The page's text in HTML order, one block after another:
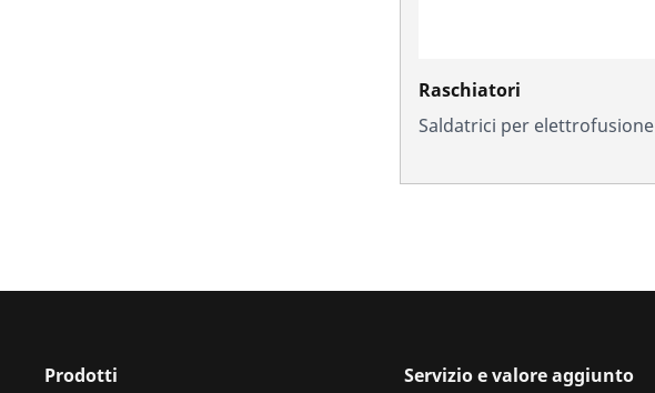
Raschiatori
Saldatrici per elettrofusione
Prodotti Servizio e valore aggiunto